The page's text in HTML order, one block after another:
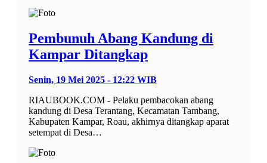
Pembunuh Abang Kandung di
Kampar Ditangkap
Senin, 19 Mei 2025 - 12:22 WIB
RIAUBOOK.COM - Pelaku pembacokan abang
kandung di Desa Terantang, Kecamatan Tambang,
Kabupaten Kampar, Roau, akhirnya ditangkap aparat
setempat di Desa…